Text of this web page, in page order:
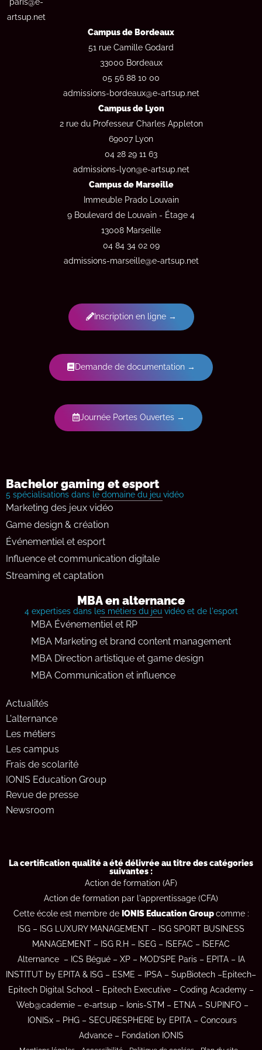
artsup.net
Campus de Bordeaux
51 rue Camille Godard
33000 Bordeaux
05 56 88 10 00
admissions-bordeaux@e-artsup.net
Campus de Lyon
2 rue du Professeur Charles Appleton
69007 Lyon
04 28 29 11 63
admissions-lyon@e-artsup.net
Campus de Marseille
Immeuble Prado Louvain
9 Boulevard de Louvain - Étage 4
13008 Marseille
04 84 34 02 09
admissions-marseille@e-artsup.net
Inscription en ligne →
Demande de documentation →
Journée Portes Ouvertes →
Bachelor gaming et esport
5 spécialisations dans le domaine du jeu vidéo
Marketing des jeux vidéo
Game design & création
Événementiel et esport
Influence et communication digitale
Streaming et captation
MBA en alternance
4 expertises dans les métiers du jeu vidéo et de l'esport
MBA Événementiel et RP
MBA Marketing et brand content management
MBA Direction artistique et game design
MBA Communication et influence
Actualités
L'alternance
Les métiers
Les campus
Frais de scolarité
IONIS Education Group
Revue de presse
Newsroom
La certification qualité a été délivrée au titre des catégories
suivantes :
Action de formation (AF)
Action de formation par l'apprentissage (CFA)
Cette école est membre de IONIS Education Groupcomme :
ISG – ISG LUXURY MANAGEMENT – ISG SPORT BUSINESS
MANAGEMENT – ISG R.H – ISEG – ISEFAC – ISEFAC
Alternance – ICS Bégué– XP– MOD’SPE Paris– EPITA– IA
INSTITUT by EPITA & ISG – ESME – IPSA – SupBiotech –Epitech–
Epitech Digital School – Epitech Executive – Coding Academy –
Web@cademie– e-artsup – Ionis-STM – ETNA– SUPINFO –
IONISx – PHG – SECURESPHERE by EPITA – Concours
Advance– Fondation IONIS